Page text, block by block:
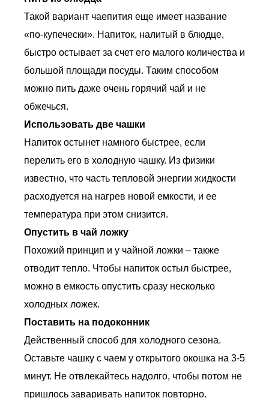
Такой вариант чаепития еще имеет название
«по-купечески». Напиток, налитый в блюдце,
быстро остывает за счет его малого количества и
большой площади посуды. Таким способом
можно пить даже очень горячий чай и не
обжечься.
Использовать две чашки
Напиток остынет намного быстрее, если
перелить его в холодную чашку. Из физики
известно, что часть тепловой энергии жидкости
расходуется на нагрев новой емкости, и ее
температура при этом снизится.
Опустить в чай ложку
Похожий принцип и у чайной ложки – также
отводит тепло. Чтобы напиток остыл быстрее,
можно в емкость опустить сразу несколько
холодных ложек.
Поставить на подоконник
Действенный способ для холодного сезона.
Оставьте чашку с чаем у открытого окошка на 3-5
минут. Не отвлекайтесь надолго, чтобы потом не
пришлось заваривать напиток повторно.